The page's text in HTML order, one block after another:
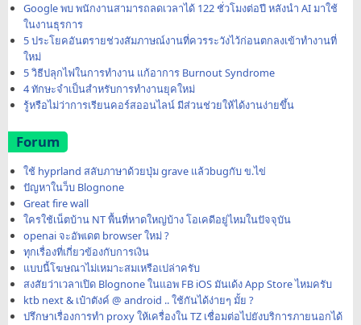
Google พบ พนักงานสามารถลดเวลาได้ 122 ชั่วโมงต่อปี หลังนำ AI มาใช้
ในงานธุรการ
5 ประโยคอันตรายช่วงสัมภาษณ์งานที่ควรระวังไว้ก่อนตกลงเข้าทำงานที่
ใหม่
5 วิธีปลุกไฟในการทำงาน แก้อาการ Burnout Syndrome
4 ทักษะจำเป็นสำหรับการทำงานยุคใหม่
รู้หรือไม่ว่าการเรียนคอร์สออนไลน์ มีส่วนช่วยให้ได้งานง่ายขึ้น
Forum
ใช้ hyprland สลับภาษาด้วยปุ่ม grave แล้วbugกับ ข.ไข่
ปัญหาในว็บ Blognone
Great fire wall
ใครใช้เน็ตบ้าน NT พื้นที่หาดใหญ่บ้าง โอเคดีอยู่ไหมในปัจจุบัน
openai จะอัพเดต browser ใหม่ ?
ทุกเรื่องที่เกี่ยวข้องกับการเงิน
แบบนี้โฆษณาไม่เหมาะสมเหรือเปล่าครับ
สงสัยว่าเวลาเปิด Blognone ในแอพ FB iOS มันเด้ง App Store ไหมครับ
ktb next & เป๋าตังค์ @ android .. ใช้กันได้ง่ายๆ มั้ย ?
ปรึกษาเรื่องการทำ proxy ให้เครื่องใน TZ เชื่อมต่อไปยังบริการภายนอกได้